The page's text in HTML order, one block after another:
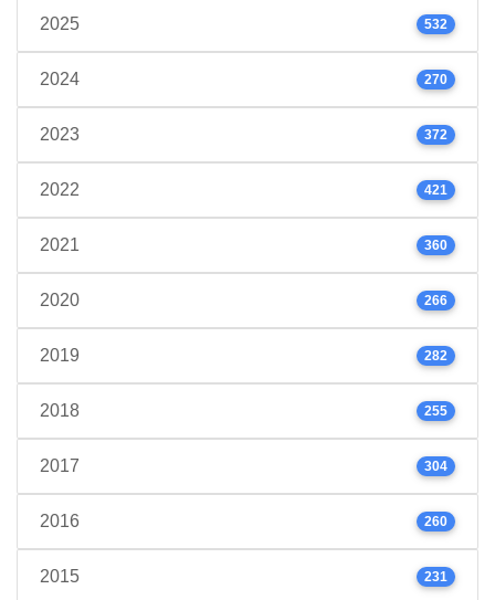
2025 532
2024 270
2023 372
2022 421
2021 360
2020 266
2019 282
2018 255
2017 304
2016 260
2015 231